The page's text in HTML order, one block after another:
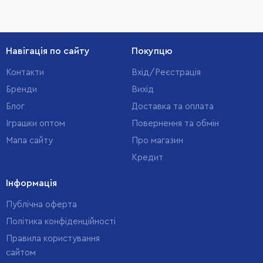
Навігація по сайту
Контакти
Бренди
Блог
Іграшки оптом
Мапа сайту
Покупцю
Вхід/Реєстрація
Вихід
Доставка та оплата
Повернення та обмін
Про магазин
Кредит
Інформація
Публічна оферта
Політика конфіденційності
Правила користування
сайтом